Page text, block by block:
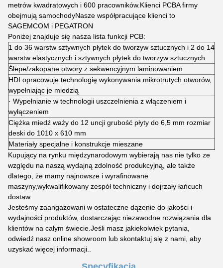
metrów kwadratowych i 600 pracowników.Klienci PCBA firmy
obejmują samochodyNasze współpracujące klienci to
SAGEMCOM i PEGATRON
Poniżej znajduje się nasza lista funkcji PCB:
1 do 36 warstw sztywnych płytek do tworzyw sztucznych i 2 do 14
warstw elastycznych i sztywnych płytek do tworzyw sztucznych
Ślepe/zakopane otwory z sekwencyjnym laminowaniem
HDI opracowuje technologię wykonywania mikrotrutych otworów,
wypełniając je miedzią
· Wypełnianie w technologii uszczelnienia z włączeniem i
wyłączeniem
Ciężka miedź waży do 12 uncji grubość płyty do 6,5 mm rozmiar
deski do 1010 x 610 mm
Materiały specjalne i konstrukcje mieszane
Kupujący na rynku międzynarodowym wybierają nas nie tylko ze
względu na naszą wydajną zdolność produkcyjną, ale także
dlatego, że mamy najnowsze i wyrafinowane
maszyny,wykwalifikowany zespół techniczny i dojrzały łańcuch
dostaw.
Jesteśmy zaangażowani w ostateczne dążenie do jakości i
wydajności produktów, dostarczając niezawodne rozwiązania dla
klientów na całym świecie.Jeśli masz jakiekolwiek pytania,
odwiedź nasz online showroom lub skontaktuj się z nami, aby
uzyskać więcej informacji..